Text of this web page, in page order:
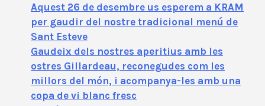
Aquest 26 de desembre us esperem a KRAM
per gaudir del nostre tradicional menú de
Sant Esteve
Gaudeix dels nostres aperitius amb les
ostres Gillardeau, reconegudes com les
millors del món, i acompanya-les amb una
copa de vi blanc fresc